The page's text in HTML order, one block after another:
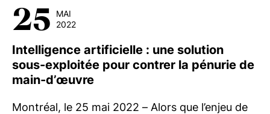
25
MAI
2022
Intelligence artificielle : une solution
sous-exploitée pour contrer la pénurie de
main-d’œuvre
Montréal, le 25 mai 2022 – Alors que l’enjeu de